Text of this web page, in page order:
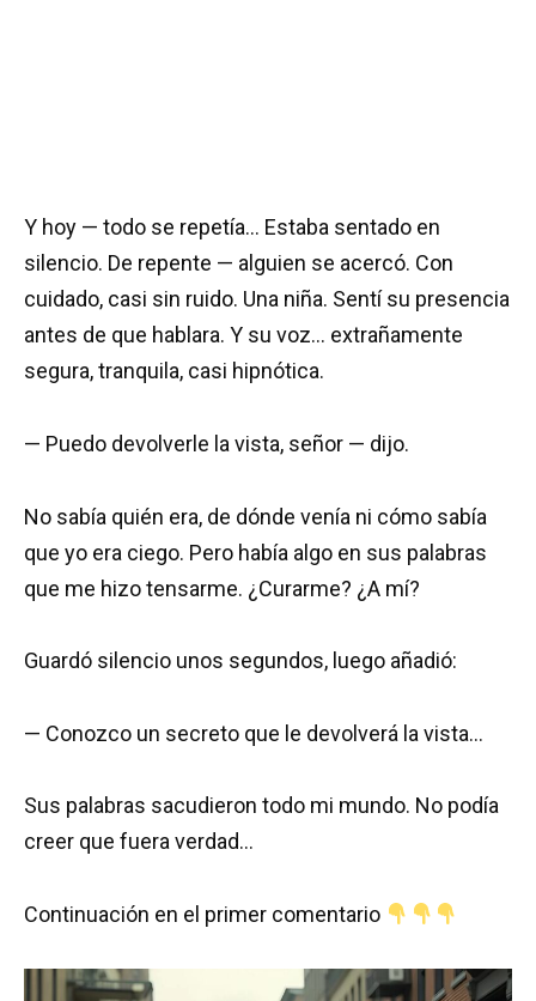
Y hoy — todo se repetía… Estaba sentado en
silencio. De repente — alguien se acercó. Con
cuidado, casi sin ruido. Una niña. Sentí su presencia
antes de que hablara. Y su voz… extrañamente
segura, tranquila, casi hipnótica.
— Puedo devolverle la vista, señor — dijo.
No sabía quién era, de dónde venía ni cómo sabía
que yo era ciego. Pero había algo en sus palabras
que me hizo tensarme. ¿Curarme? ¿A mí?
Guardó silencio unos segundos, luego añadió:
— Conozco un secreto que le devolverá la vista…
Sus palabras sacudieron todo mi mundo. No podía
creer que fuera verdad…
Continuación en el primer comentario